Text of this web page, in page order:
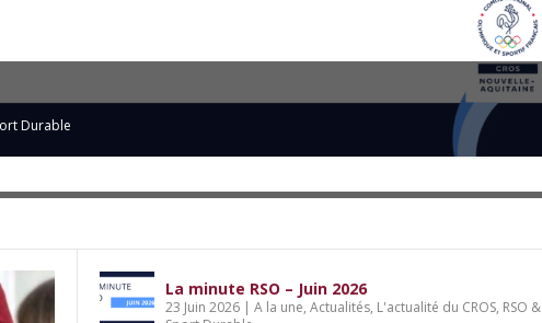
le CROS Nouvelle-Aquitaine lance son 1er
CROS,Sport et éducation citoyenne
Durable
La minute RSO – Juin 2026
23 Juin 2026| A la une, Actualités, L'actualité du CROS, RSO &